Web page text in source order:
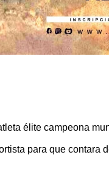
élite campeona
para que